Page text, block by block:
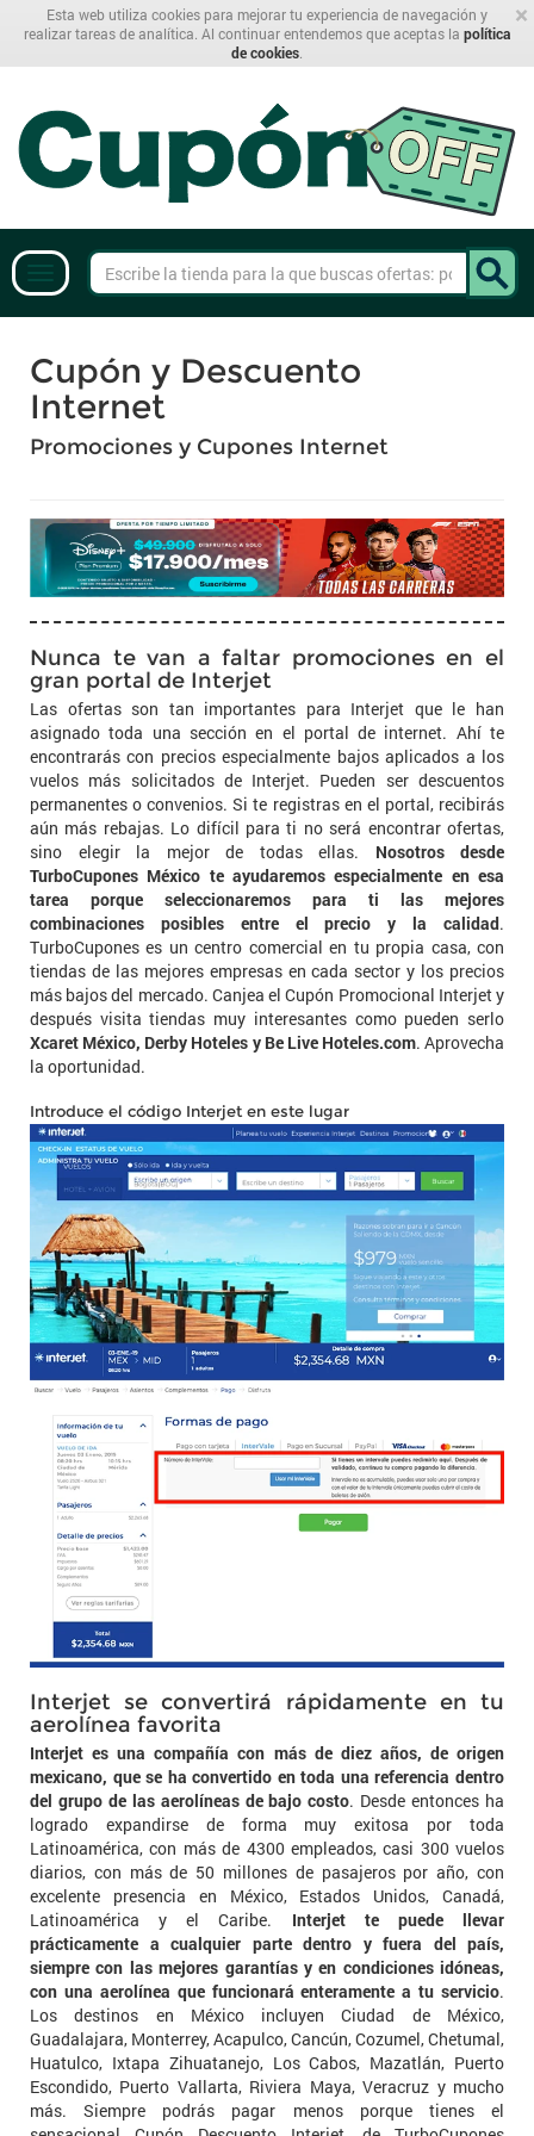
×
Esta web utiliza cookies para mejorar tu experiencia de navegación y
realizar tareas de analítica. Al continuar entendemos que aceptas la política
de cookies
Cupón y Descuento
Internet
Promociones y Cupones Internet
Nunca te van a faltar promociones en el
gran portal de Interjet
Las ofertas son tan importantes para Interjet que le han
asignado toda una sección en el portal de internet. Ahí te
encontrarás con precios especialmente bajos aplicados a los
vuelos más solicitados de Interjet. Pueden ser descuentos
permanentes o convenios. Si te registras en el portal, recibirás
aún más rebajas. Lo difícil para ti no será encontrar ofertas,
sino elegir la mejor de todas ellas. Nosotros desde
TurboCupones México te ayudaremos especialmente en esa
tarea porque seleccionaremos para ti las mejores
combinaciones posibles entre el precio y la calidad.
TurboCupones es un centro comercial en tu propia casa, con
tiendas de las mejores empresas en cada sector y los precios
más bajos del mercado. Canjea el Cupón Promocional Interjet y
después visita tiendas muy interesantes como pueden serlo
Xcaret México, Derby Hoteles y Be Live Hoteles.com. Aprovecha
la oportunidad.
Introduce el código Interjet en este lugar
Interjet se convertirá rápidamente en tu
aerolínea favorita
Interjet es una compañía con más de diez años, de origen
mexicano, que se ha convertido en toda una referencia dentro
del grupo de las aerolíneas de bajo costo. Desde entonces ha
logrado expandirse de forma muy exitosa por toda
Latinoamérica, con más de 4300 empleados, casi 300 vuelos
diarios, con más de 50 millones de pasajeros por año, con
excelente presencia en México, Estados Unidos, Canadá,
Latinoamérica y el Caribe. Interjet te puede llevar
prácticamente a cualquier parte dentro y fuera del país,
siempre con las mejores garantías y en condiciones idóneas,
con una aerolínea que funcionará enteramente a tu servicio.
Los destinos en México incluyen Ciudad de México,
Guadalajara, Monterrey, Acapulco, Cancún, Cozumel, Chetumal,
Huatulco, Ixtapa Zihuatanejo, Los Cabos, Mazatlán, Puerto
Escondido, Puerto Vallarta, Riviera Maya, Veracruz y mucho
más. Siempre podrás pagar menos porque tienes el